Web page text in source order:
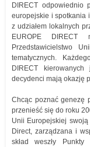
DIRECT odpowiednio
europejskie i spotkania
z udziałem lokalnych
EUROPE DIRECT
Przedstawicielstwo
tematycznych.
DIRECT
decydenci mają okazję
Chcąc poznać genezę
przenieść się do roku
Unii Europejskiej swoją
Direct, zarządzana i
skład weszły